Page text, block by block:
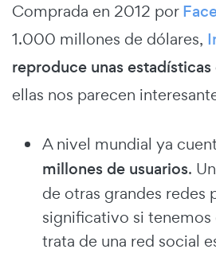
Comprada en 2012 por
1.000 millones de dólares,
reproduce unas
ellas nos parecen
A nivel mundial ya
millones de usuarios.
de otras grandes redes
significativo si tenemos
trata de una red social